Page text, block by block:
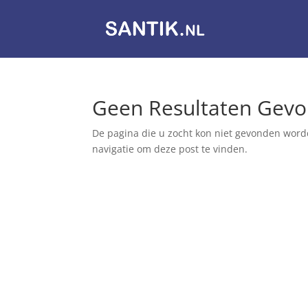
Geen Resultaten
De pagina die u zocht kon niet gevonden
navigatie om deze post te vinden.